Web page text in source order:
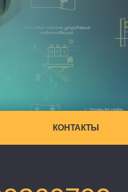
КОНТАКТЫ